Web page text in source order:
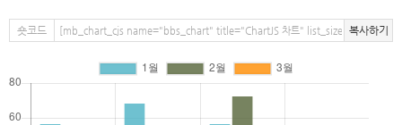
숏코드 복사하기